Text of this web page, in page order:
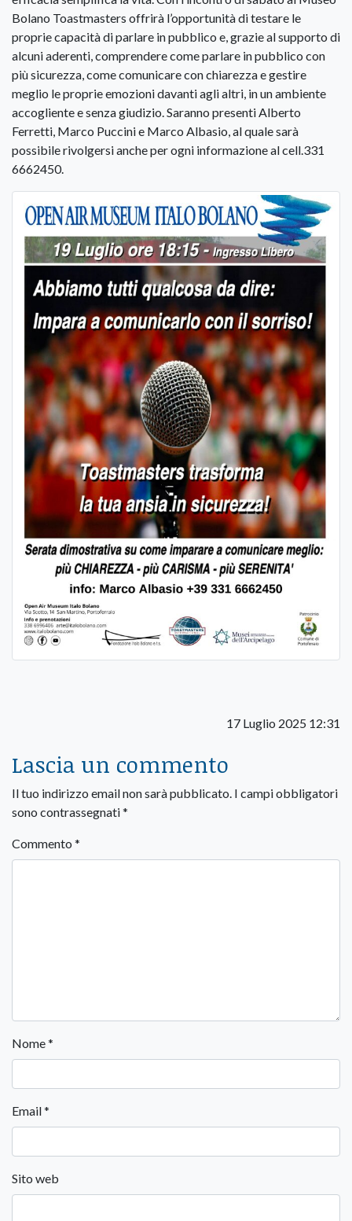
Bolano Toastmasters offrirà l’opportunità di testare le
proprie capacità di parlare in pubblico e, grazie al supporto di
alcuni aderenti, comprendere come parlare in pubblico con
più sicurezza, come comunicare con chiarezza e gestire
meglio le proprie emozioni davanti agli altri, in un ambiente
accogliente e senza giudizio. Saranno presenti Alberto
Ferretti, Marco Puccini e Marco Albasio, al quale sarà
possibile rivolgersi anche per ogni informazione al cell.331
6662450.
17 Luglio 2025 12:31
Lascia un commento
Il tuo indirizzo email non sarà pubblicato. I campi obbligatori
sono contrassegnati*
Commento *
Nome*
Email*
Sito web